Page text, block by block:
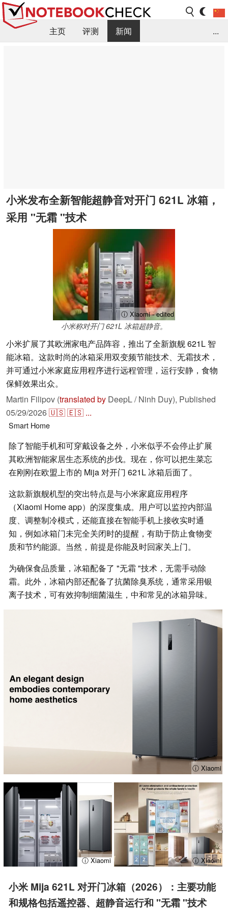
主页 评测
新闻
...
小米发布全新智能超静音对开门 621L 冰箱，
采用 "无霜 "技术
ⓘ Xiaomi - edited
小米称对开门 621L 冰箱超静音。
小米扩展了其欧洲家电产品阵容，推出了全新旗舰 621L 智
能冰箱。这款时尚的冰箱采用双变频节能技术、无霜技术，
并可通过小米家庭应用程序进行远程管理，运行安静，食物
保鲜效果出众。
Martin Filipov (translated by DeepL / Ninh Duy), Published
05/29/2026🇺🇸🇪🇸 ...
Smart Home
除了智能手机和可穿戴设备之外，小米似乎不会停止扩展
其欧洲智能家居生态系统的步伐。现在，你可以把生菜忘
在刚刚在欧盟上市的 Mija 对开门 621L 冰箱后面了。
这款新旗舰机型的突出特点是与小米家庭应用程序
（Xiaomi Home app）的深度集成。用户可以监控内部温
度、调整制冷模式，还能直接在智能手机上接收实时通
知，例如冰箱门未完全关闭时的提醒，有助于防止食物变
质和节约能源。当然，前提是你能及时回家关上门。
为确保食品质量，冰箱配备了 "无霜 "技术，无需手动除
霜。此外，冰箱内部还配备了抗菌除臭系统，通常采用银
离子技术，可有效抑制细菌滋生，中和常见的冰箱异味。
ⓘ Xiaomi
ⓘ Xiaomi ⓘ Xiaomi
小米 Mija 621L 对开门冰箱（2026）：主要功能
和规格包括遥控器、超静音运行和 "无霜 "技术